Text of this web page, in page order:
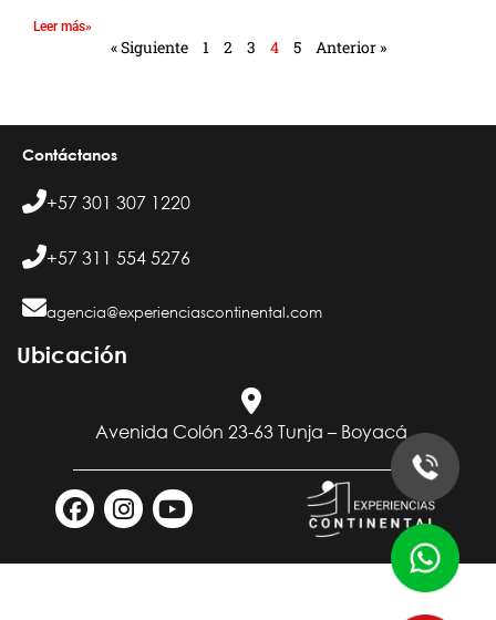
Leer más»
« Siguiente 1 2 3 4 5 Anterior »
Contáctanos
+57 301 307 1220
+57 311 554 5276
agencia@experienciascontinental.com
Ubicación​
Avenida Colón 23-63 Tunja – Boyacá